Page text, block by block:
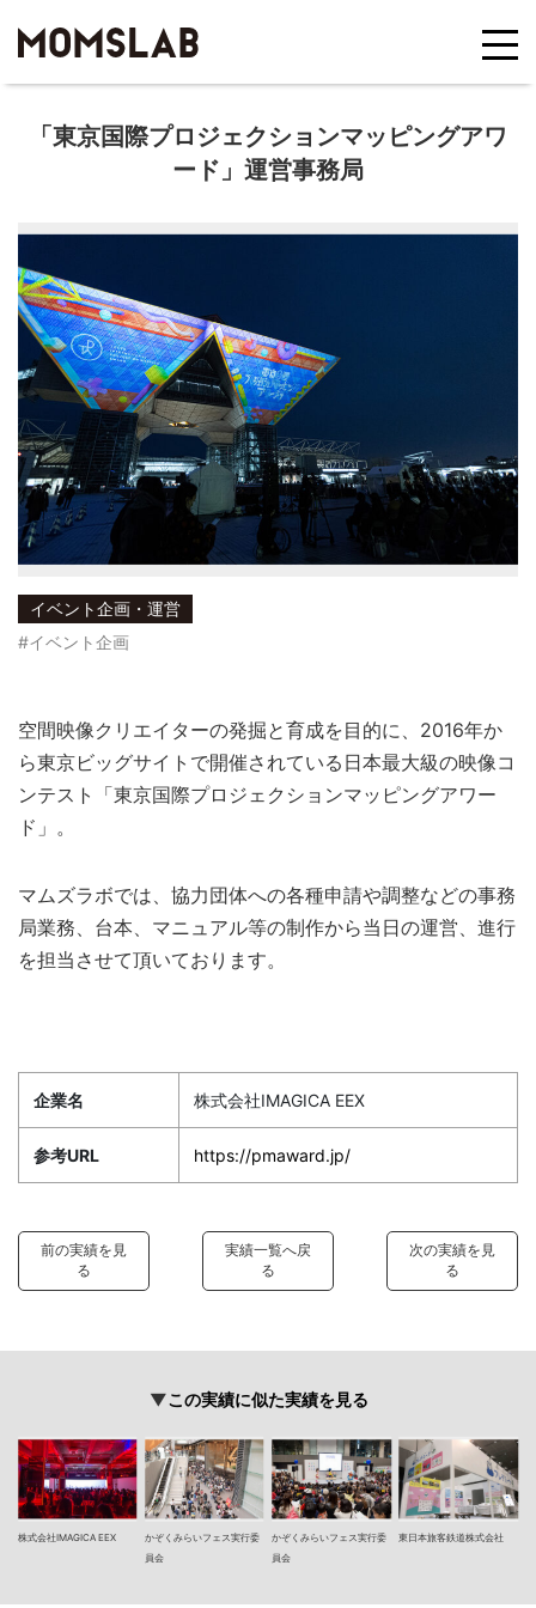
「東京国際プロジェクションマッピングアワ
ード」運営事務局
イベント企画・運営
#イベント企画
空間映像クリエイターの発掘と育成を目的に、2016年か
ら東京ビッグサイトで開催されている日本最大級の映像コ
ンテスト「東京国際プロジェクションマッピングアワー
ド」。
マムズラボでは、協力団体への各種申請や調整などの事務
局業務、台本、マニュアル等の制作から当日の運営、進行
を担当させて頂いております。
企業名 株式会社IMAGICA EEX
参考URL https://pmaward.jp/
前の実績を見
る
実績一覧へ戻
る
次の実績を見
る
この実績に似た実績を見る
株式会社IMAGICA EEX
かぞくみらいフェス実行委
員会
かぞくみらいフェス実行委
員会
東日本旅客鉄道株式会社